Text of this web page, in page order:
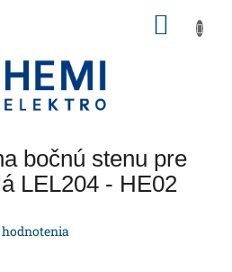
bočnú stenu pre
LEL204 - HE02